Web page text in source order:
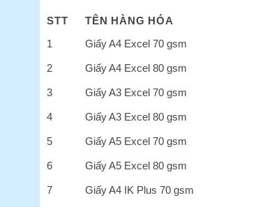
STT TÊN HÀNG HÓA
1
Giấy A4 Excel 70 gsm
2 Giấy A4 Excel 80 gsm
3 Giấy A3 Excel 70 gsm
4 Giấy A3 Excel 80 gsm
5 Giấy A5 Excel 70 gsm
6 Giấy A5 Excel 80 gsm
7 Giấy A4 IK Plus 70 gsm